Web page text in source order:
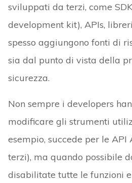
sviluppati da terzi, come
development kit), APIs,
spesso aggiungono fonti di
sia dal punto di vista della
sicurezza.
Non sempre i developers
modificare gli strumenti
esempio, succede per le
terzi), ma quando possibile
disabilitate tutte le funzioni